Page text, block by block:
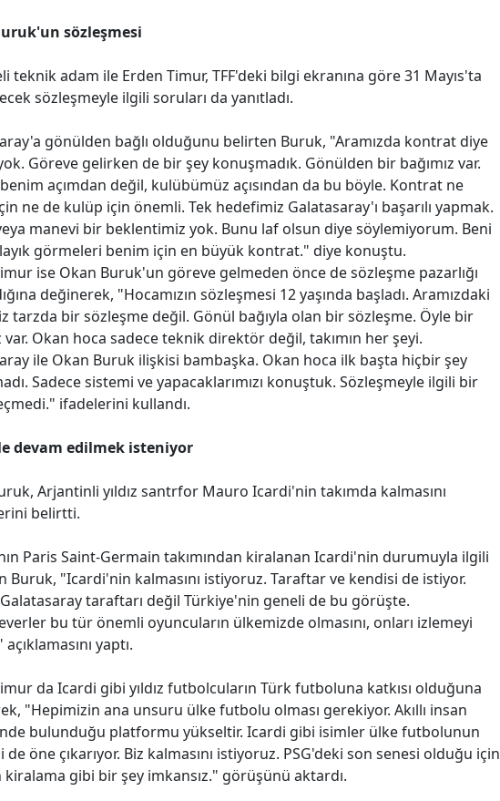
sözleşmesi
teknik adam ile Erden Timur, TFF'deki bilgi ekranına göre 31 Mayıs'ta
sözleşmeyle ilgili soruları da yanıtladı.
gönülden bağlı olduğunu belirten Buruk, "Aramızda kontrat diye
Göreve gelirken de bir şey konuşmadık. Gönülden bir bağımız var.
açımdan değil, kulübümüz açısından da bu böyle. Kontrat ne
ne de kulüp için önemli. Tek hedefimiz Galatasaray'ı başarılı yapmak.
manevi bir beklentimiz yok. Bunu laf olsun diye söylemiyorum. Beni
görmeleri benim için en büyük kontrat." diye konuştu.
ise Okan Buruk'un göreve gelmeden önce de sözleşme pazarlığı
değinerek, "Hocamızın sözleşmesi 12 yaşında başladı. Aramızdaki
tarzda bir sözleşme değil. Gönül bağıyla olan bir sözleşme. Öyle bir
Okan hoca sadece teknik direktör değil, takımın her şeyi.
ile Okan Buruk ilişkisi bambaşka. Okan hoca ilk başta hiçbir şey
Sadece sistemi ve yapacaklarımızı konuştuk. Sözleşmeyle ilgili bir
ifadelerini kullandı.
devam edilmek isteniyor
Arjantinli yıldız santrfor Mauro Icardi'nin takımda kalmasını
belirtti.
Paris Saint-Germain takımından kiralanan Icardi'nin durumuyla ilgili
Buruk, "Icardi'nin kalmasını istiyoruz. Taraftar ve kendisi de istiyor.
taraftarı değil Türkiye'nin geneli de bu görüşte.
bu tür önemli oyuncuların ülkemizde olmasını, onları izlemeyi
yaptı.
da Icardi gibi yıldız futbolcuların Türk futboluna katkısı olduğuna
"Hepimizin ana unsuru ülke futbolu olması gerekiyor. Akıllı insan
bulunduğu platformu yükseltir. Icardi gibi isimler ülke futbolunun
öne çıkarıyor. Biz kalmasını istiyoruz. PSG'deki son senesi olduğu için
kiralama gibi bir şey imkansız." görüşünü aktardı.